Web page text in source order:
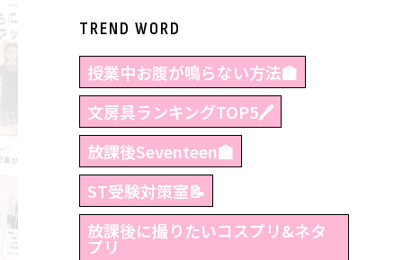
TREND WORD
授業中お腹が鳴らない方法🏫
文房具ランキングTOP5🖊
放課後Seventeen🏫
ST受験対策室📝
放課後に撮りたいコスプリ&ネタ
プリ